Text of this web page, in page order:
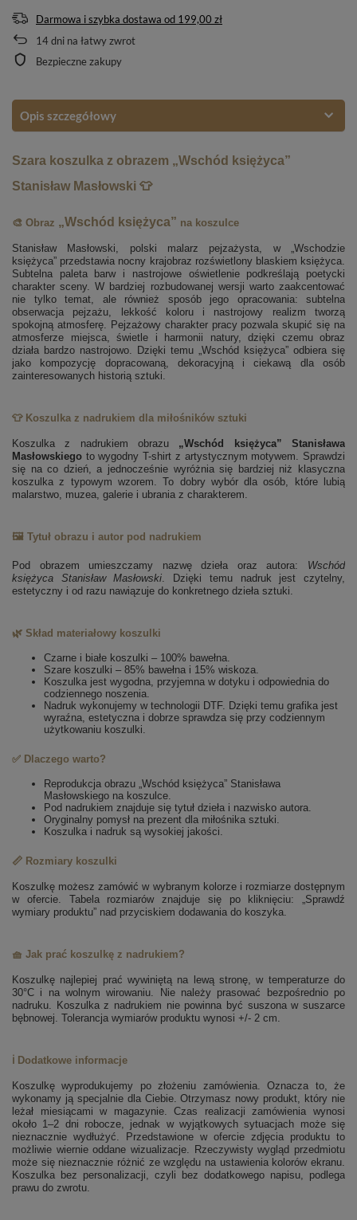
Darmowa i szybka dostawa od 199,00 zł
14dni na łatwy zwrot
Bezpieczne zakupy
Opis szczegółowy
Szara koszulka z obrazem „Wschód księżyca”
Stanisław Masłowski 👕
🎨 Obraz „Wschód księżyca” na koszulce
Stanisław Masłowski, polski malarz pejzażysta, w „Wschodzie
księżyca” przedstawia nocny krajobraz rozświetlony blaskiem księżyca.
Subtelna paleta barw i nastrojowe oświetlenie podkreślają poetycki
charakter sceny. W bardziej rozbudowanej wersji warto zaakcentować
nie tylko temat, ale również sposób jego opracowania: subtelna
obserwacja pejzażu, lekkość koloru i nastrojowy realizm tworzą
spokojną atmosferę. Pejzażowy charakter pracy pozwala skupić się na
atmosferze miejsca, świetle i harmonii natury, dzięki czemu obraz
działa bardzo nastrojowo. Dzięki temu „Wschód księżyca” odbiera się
jako kompozycję dopracowaną, dekoracyjną i ciekawą dla osób
zainteresowanych historią sztuki.
👕 Koszulka z nadrukiem dla miłośników sztuki
Koszulka z nadrukiem obrazu „Wschód księżyca” Stanisława
Masłowskiego to wygodny T-shirt z artystycznym motywem. Sprawdzi
się na co dzień, a jednocześnie wyróżnia się bardziej niż klasyczna
koszulka z typowym wzorem. To dobry wybór dla osób, które lubią
malarstwo, muzea, galerie i ubrania z charakterem.
🖼️ Tytuł obrazu i autor pod nadrukiem
Pod obrazem umieszczamy nazwę dzieła oraz autora: Wschód
księżyca
Stanisław Masłowski. Dzięki temu nadruk jest czytelny,
estetyczny i od razu nawiązuje do konkretnego dzieła sztuki.
🌿 Skład materiałowy koszulki
Czarne i białe koszulki – 100% bawełna.
Szare koszulki – 85% bawełna i 15% wiskoza.
Koszulka jest wygodna, przyjemna w dotyku i odpowiednia do
codziennego noszenia.
Nadruk wykonujemy w technologii DTF. Dzięki temu grafika jest
wyraźna, estetyczna i dobrze sprawdza się przy codziennym
użytkowaniu koszulki.
✅ Dlaczego warto?
Reprodukcja obrazu „Wschód księżyca” Stanisława
Masłowskiego na koszulce.
Pod nadrukiem znajduje się tytuł dzieła i nazwisko autora.
Oryginalny pomysł na prezent dla miłośnika sztuki.
Koszulka i nadruk są wysokiej jakości.
📏 Rozmiary koszulki
Koszulkę możesz zamówić w wybranym kolorze i rozmiarze dostępnym
w ofercie. Tabela rozmiarów znajduje się po kliknięciu: „Sprawdź
wymiary produktu” nad przyciskiem dodawania do koszyka.
🧺 Jak prać koszulkę z nadrukiem?
Koszulkę najlepiej prać wywiniętą na lewą stronę, w temperaturze do
30°C i na wolnym wirowaniu. Nie należy prasować bezpośrednio po
nadruku. Koszulka z nadrukiem nie powinna być suszona w suszarce
bębnowej. Tolerancja wymiarów produktu wynosi +/- 2 cm.
ℹ️ Dodatkowe informacje
Koszulkę wyprodukujemy po złożeniu zamówienia. Oznacza to, że
wykonamy ją specjalnie dla Ciebie. Otrzymasz nowy produkt, który nie
leżał miesiącami w magazynie. Czas realizacji zamówienia wynosi
około 1–2 dni robocze, jednak w wyjątkowych sytuacjach może się
nieznacznie wydłużyć. Przedstawione w ofercie zdjęcia produktu to
możliwie wiernie oddane wizualizacje. Rzeczywisty wygląd przedmiotu
może się nieznacznie różnić ze względu na ustawienia kolorów ekranu.
Koszulka bez personalizacji, czyli bez dodatkowego napisu, podlega
prawu do zwrotu.